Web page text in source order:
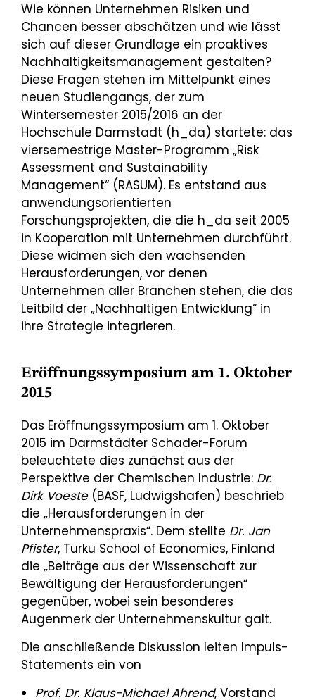
Wie können Unternehmen Risiken und
Chancen besser abschätzen und wie lässt
sich auf dieser Grundlage ein proaktives
Nachhaltigkeitsmanagement gestalten?
Diese Fragen stehen im Mittelpunkt eines
neuen Studiengangs, der zum
Wintersemester 2015/2016 an der
Hochschule Darmstadt (h_da) startete: das
viersemestrige Master-Programm „Risk
Assessment and Sustainability
Management“ (RASUM). Es entstand aus
anwendungsorientierten
Forschungsprojekten, die die h_da seit 2005
in Kooperation mit Unternehmen durchführt.
Diese widmen sich den wachsenden
Herausforderungen, vor denen
Unternehmen aller Branchen stehen, die das
Leitbild der „Nachhaltigen Entwicklung“ in
ihre Strategie integrieren.
Eröffnungssymposium am 1. Oktober
2015
Das Eröffnungssymposium am 1. Oktober
2015 im Darmstädter Schader-Forum
beleuchtete dies zunächst aus der
Perspektive der Chemischen Industrie: Dr.
Dirk Voeste(BASF, Ludwigshafen) beschrieb
die „Herausforderungen in der
Unternehmenspraxis“. Dem stellte Dr. Jan
Pfister, Turku School of Economics, Finland
die „Beiträge aus der Wissenschaft zur
Bewältigung der Herausforderungen“
gegenüber, wobei sein besonderes
Augenmerk der Unternehmenskultur galt.
Die anschließende Diskussion leiten Impuls-
Statements ein von
Prof. Dr. Klaus-Michael Ahrend, Vorstand